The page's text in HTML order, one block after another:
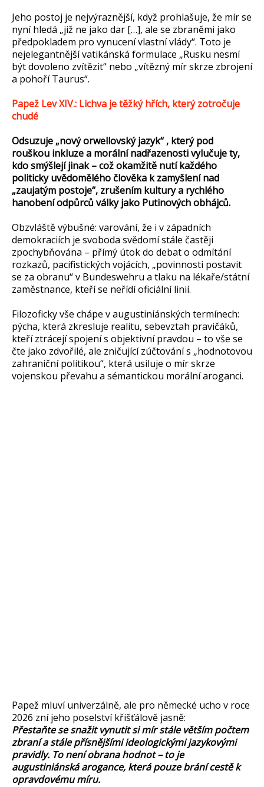
Jeho postoj je nejvýraznější, když prohlašuje, že mír se
nyní hledá „již ne jako dar […], ale se zbraněmi jako
předpokladem pro vynucení vlastní vlády“. Toto je
nejelegantnější vatikánská formulace „Rusku nesmí
být dovoleno zvítězit“ nebo „vítězný mír skrze zbrojení
a pohoří Taurus“.
Papež Lev XIV.: Lichva je těžký hřích, který zotročuje
chudé
Odsuzuje „nový orwellovský jazyk“ , který pod
rouškou inkluze a morální nadřazenosti vylučuje ty,
kdo smýšlejí jinak – což okamžitě nutí každého
politicky uvědomělého člověka k zamyšlení nad
„zaujatým postoje“, zrušením kultury a rychlého
hanobení odpůrců války jako Putinových obhájců.
Obzvláště výbušné: varování, že i v západních
demokraciích je svoboda svědomí stále častěji
zpochybňována – přímý útok do debat o odmítání
rozkazů, pacifistických vojácích, „povinnosti postavit
se za obranu“ v Bundeswehru a tlaku na lékaře/státní
zaměstnance, kteří se neřídí oficiální linií.
Filozoficky vše chápe v augustiniánských termínech:
pýcha, která zkresluje realitu, sebevztah pravičáků,
kteří ztrácejí spojení s objektivní pravdou – to vše se
čte jako zdvořilé, ale zničující zúčtování s „hodnotovou
zahraniční politikou“, která usiluje o mír skrze
vojenskou převahu a sémantickou morální aroganci.
Papež mluví univerzálně, ale pro německé ucho v roce
2026 zní jeho poselství křišťálově jasně:
Přestaňte se snažit vynutit si mír stále větším počtem
zbraní a stále přísnějšími ideologickými jazykovými
pravidly. To není obrana hodnot – to je
augustiniánská arogance, která pouze brání cestě k
opravdovému míru.